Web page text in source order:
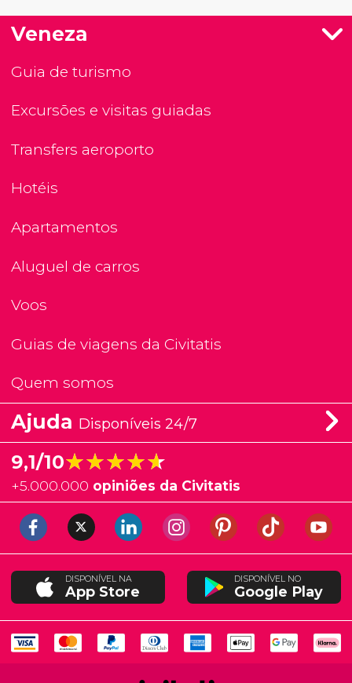
Veneza
Guia de turismo
Excursões e visitas guiadas
Transfers aeroporto
Hotéis
Apartamentos
Aluguel de carros
Voos
Guias de viagens da Civitatis
Quem somos
Ajuda Disponíveis 24/7
9,1/10★★★★★
★★★★★
+5.000.000 opiniões da Civitatis
DISPONÍVEL NA
App Store
DISPONÍVEL NO
Google Play